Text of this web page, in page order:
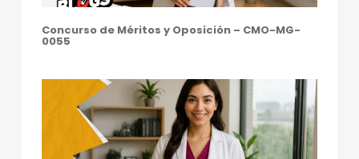
Concurso de Méritos y Oposición – CMO-MG-
0055